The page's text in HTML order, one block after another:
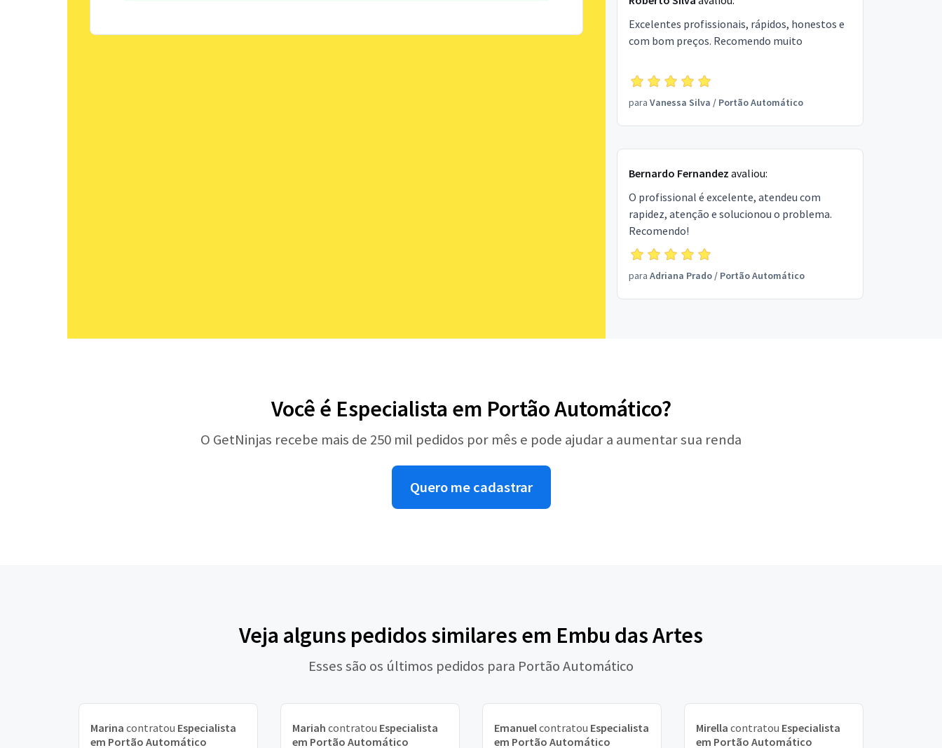
Excelentes profissionais, rápidos, honestos e
com bom preços. Recomendo muito
para Vanessa Silva / Portão Automático
Bernardo Fernandez avaliou:
O profissional é excelente, atendeu com
rapidez, atenção e solucionou o problema.
Recomendo!
para Adriana Prado/ Portão Automático
Você é Especialista em Portão Automático?
O GetNinjas recebe mais de 250 mil pedidos por mês e pode ajudar a aumentar sua renda
Quero me cadastrar
Veja alguns pedidos similares em Embu das Artes
Esses são os últimos pedidos para Portão Automático
Marina contratou Especialista
em Portão Automático
Mariah contratou Especialista
em Portão Automático
Emanuelcontratou Especialista
em Portão Automático
Mirella contratou Especialista
em Portão Automático